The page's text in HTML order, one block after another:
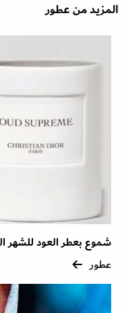
المزيد من عطور
شموع بعطر العود للشهر
عطور